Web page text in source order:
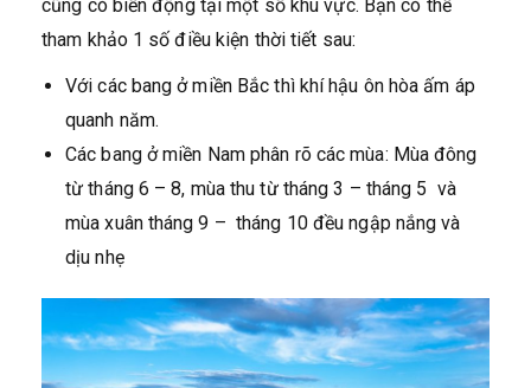
cũng có biến động tại một số khu vực. Bạn có thể
tham khảo 1 số điều kiện thời tiết sau:
Với các bang ở miền Bắc thì khí hậu ôn hòa ấm áp
quanh năm.
Các bang ở miền Nam phân rõ các mùa: Mùa đông
từ tháng 6 – 8, mùa thu từ tháng 3 – tháng 5 và
mùa xuân tháng 9 – tháng 10 đều ngập nắng và
dịu nhẹ